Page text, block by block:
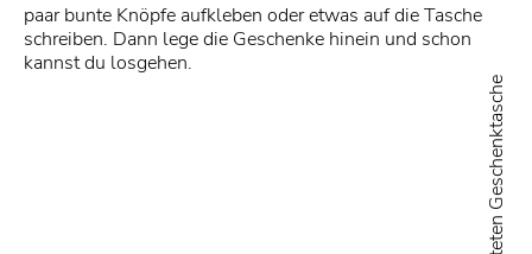
paar bunte Knöpfe aufkleben oder etwas auf die Tasche
schreiben. Dann lege die Geschenke hinein und schon
kannst du losgehen.